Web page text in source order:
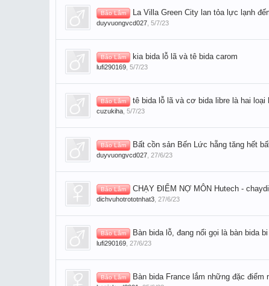
Bảo Lâm La Villa Green City lan tỏa lực lạnh
duyvuongvcd027 5/7/23
Bảo Lâm kia bida lỗ lã và tê bida carom
lufi290169 5/7/23
Bảo Lâm tê bida lỗ lã và cơ bida libre là hai
cuzukiha 5/7/23
Bảo Lâm Bất cồn sản Bến Lức hẵng tăng hết
duyvuongvcd027 27/6/23
Bảo Lâm CHẠY ĐIỂM NỢ MÔN Hutech -
dichvuhotrototnhat3 27/6/23
Bảo Lâm Bàn bida lỗ, đang nổi gọi là bàn bida bi
lufi290169 27/6/23
Bảo Lâm Bàn bida France lắm những đặc điểm